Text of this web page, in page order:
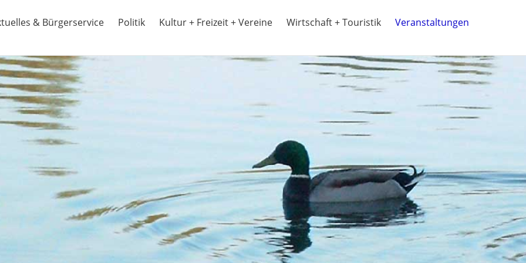
& Bürgerservice Politik Kultur + Freizeit + Vereine Wirtschaft + Touristik Veranstaltungen